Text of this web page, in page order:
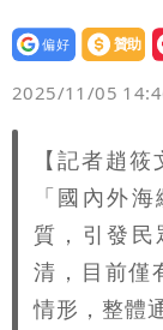
設為
贊助
2025/11/05
【記者趙
「國內外
質，引發
清，目前僅
情形，整體